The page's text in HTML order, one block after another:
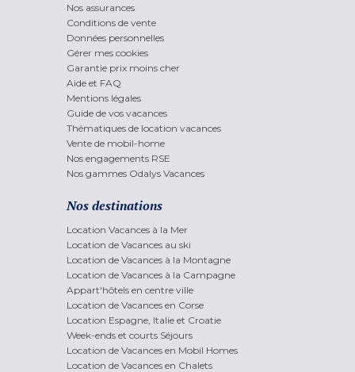
Nos assurances
Conditions de vente
Données personnelles
Gérer mes cookies
Garantie prix moins cher
Aide et FAQ
Mentions légales
Guide de vos vacances
Thématiques de location vacances
Vente de mobil-home
Nos engagements RSE
Nos gammes Odalys Vacances
Nos destinations
Location Vacances à la Mer
Location de Vacances au ski
Location de Vacances à la Montagne
Location de Vacances à la Campagne
Appart'hôtels en centre ville
Location de Vacances en Corse
Location Espagne, Italie et Croatie
Week-ends et courts Séjours
Location de Vacances en Mobil Homes
Location de Vacances en Chalets